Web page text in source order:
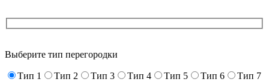
Выберите тип перегородки
Тип 1 Тип 2 Тип 3 Тип 4 Тип 5 Тип 6
Тип 7